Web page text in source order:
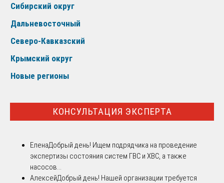
Сибирский округ
Дальневосточный
Северо-Кавказский
Крымский округ
Новые регионы
КОНСУЛЬТАЦИЯ ЭКСПЕРТА
ЕленаДобрый день! Ищем подрядчика на проведение
экспертизы состояния систем ГВС и ХВС, а также
насосов...
АлексейДобрый день! Нашей организации требуется